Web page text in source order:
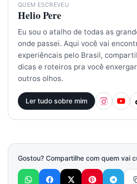
QUEM ESCREVEU
Helio Pere
Eu sou o atalho de todas as
onde passei. Aqui você vai
experiêncais pelo Brasil,
dicas e roteiros pra você
outros olhos.
Ler tudo sobre mim
Gostou? Compartilhe com quem vai